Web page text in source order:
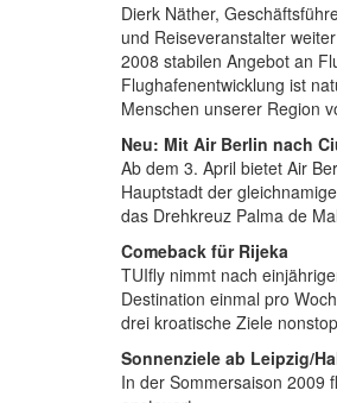
Dierk Näther,
und Reiseveranstalter
2008 stabilen Angebot an
Flughafenentwicklung ist
Menschen unserer Region
Neu: Mit Air Berlin nach
Ab dem 3. April bietet Air
Hauptstadt der
das Drehkreuz Palma de
Comeback für Rijeka
TUIfly nimmt nach
Destination einmal pro
drei kroatische Ziele
Sonnenziele ab Leipzig/
In der Sommersaison 2009